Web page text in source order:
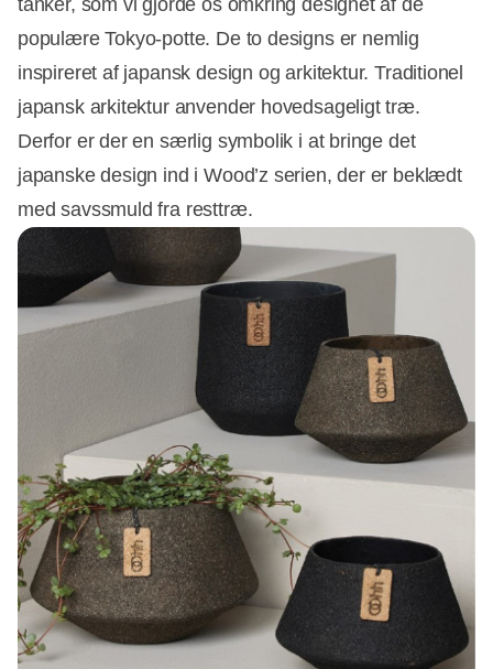
tanker, som vi gjorde os omkring designet af de
populære Tokyo-potte. De to designs er nemlig
inspireret af japansk design og arkitektur. Traditionel
japansk arkitektur anvender hovedsageligt træ.
Derfor er der en særlig symbolik i at bringe det
japanske design ind i Wood’z serien, der er beklædt
med savssmuld fra resttræ.